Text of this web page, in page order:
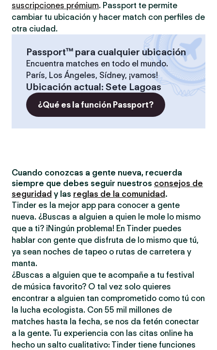
suscripciones prémium. Passport te permite
cambiar tu ubicación y hacer match con perfiles de
otra ciudad.
Passport™ para cualquier ubicación
Encuentra matches en todo el mundo.
París, Los Ángeles, Sídney, ¡vamos!
Ubicación actual: Sete Lagoas
¿Qué es la función Passport?
Cuando conozcas a gente nueva, recuerda
siempre que debes seguir nuestros consejos de
seguridad y las reglas de la comunidad .
Tinder es la mejor app para conocer a gente
nueva. ¿Buscas a alguien a quien le mole lo mismo
que a ti? ¡Ningún problema! En Tinder puedes
hablar con gente que disfruta de lo mismo que tú,
ya sean noches de tapeo o rutas de carretera y
manta.
¿Buscas a alguien que te acompañe a tu festival
de música favorito? O tal vez solo quieres
encontrar a alguien tan comprometido como tú con
la lucha ecologista. Con 55 mil millones de
matches hasta la fecha, se nos da fetén conectar
a la gente. Tu experiencia con las citas online ha
hecho un salto cualitativo: Tinder tiene funciones